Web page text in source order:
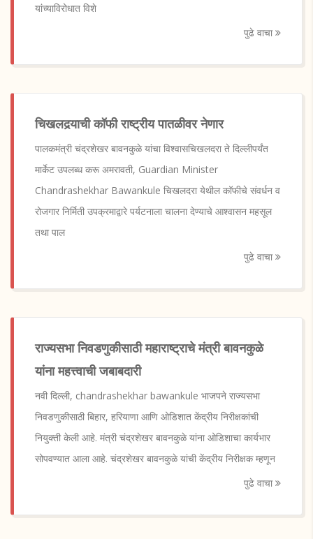
यांच्याविरोधात विशे
पुढे वाचा
चिखलदर्‍याची कॉफी राष्ट्रीय पातळीवर नेणार
पालकमंत्री चंद्रशेखर बावनकुळे यांचा विश्वासचिखलदरा ते दिल्लीपर्यंत
मार्केट उपलब्ध करू अमरावती, Guardian Minister
Chandrashekhar Bawankule चिखलदरा येथील कॉफीचे संवर्धन व
रोजगार निर्मिती उपक्रमाद्वारे पर्यटनाला चालना देण्याचे आश्वासन महसूल
तथा पाल
पुढे वाचा
राज्यसभा निवडणुकीसाठी महाराष्ट्राचे मंत्री बावनकुळे
यांना महत्त्वाची जबाबदारी
नवी दिल्ली, chandrashekhar bawankule भाजपने राज्यसभा
निवडणुकीसाठी बिहार, हरियाणा आणि ओडिशात केंद्रीय निरीक्षकांची
नियुक्ती केली आहे. मंत्री चंद्रशेखर बावनकुळे यांना ओडिशाचा कार्यभार
सोपवण्यात आला आहे. चंद्रशेखर बावनकुळे यांची केंद्रीय निरीक्षक म्हणून
पुढे वाचा